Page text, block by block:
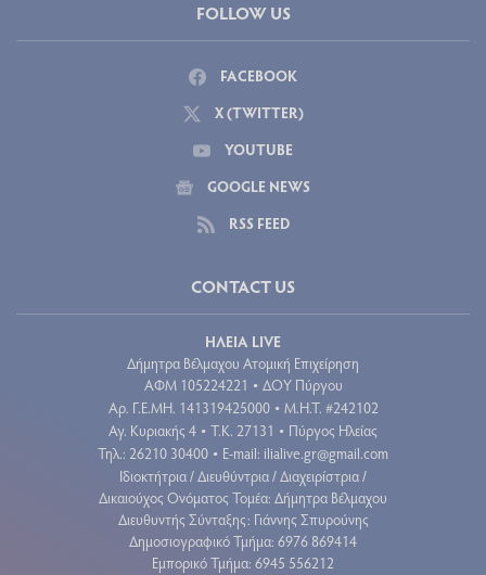
FOLLOW US
FACEBOOK
X (TWITTER)
YOUTUBE
GOOGLE NEWS
RSS FEED
CONTACT US
ΗΛΕΙΑ LIVE
Δήμητρα Βέλμαχου Ατομική Επιχείρηση
ΑΦΜ 105224221 • ΔΟΥ Πύργου
Aρ. Γ.Ε.ΜΗ. 141319425000 • Μ.Η.Τ. #242102
Αγ. Κυριακής 4 • Τ.Κ. 27131 • Πύργος Ηλείας
Τηλ.: 26210 30400 • E-mail: ilialive.gr@gmail.com
Ιδιοκτήτρια / Διευθύντρια / Διαχειρίστρια /
Δικαιούχος Ονόματος Τομέα: Δήμητρα Βέλμαχου
Διευθυντής Σύνταξης: Γιάννης Σπυρούνης
Δημοσιογραφικό Τμήμα: 6976 869414
Εμπορικό Τμήμα: 6945 556212